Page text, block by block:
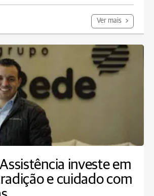
Ver mais
investe em
e cuidado com